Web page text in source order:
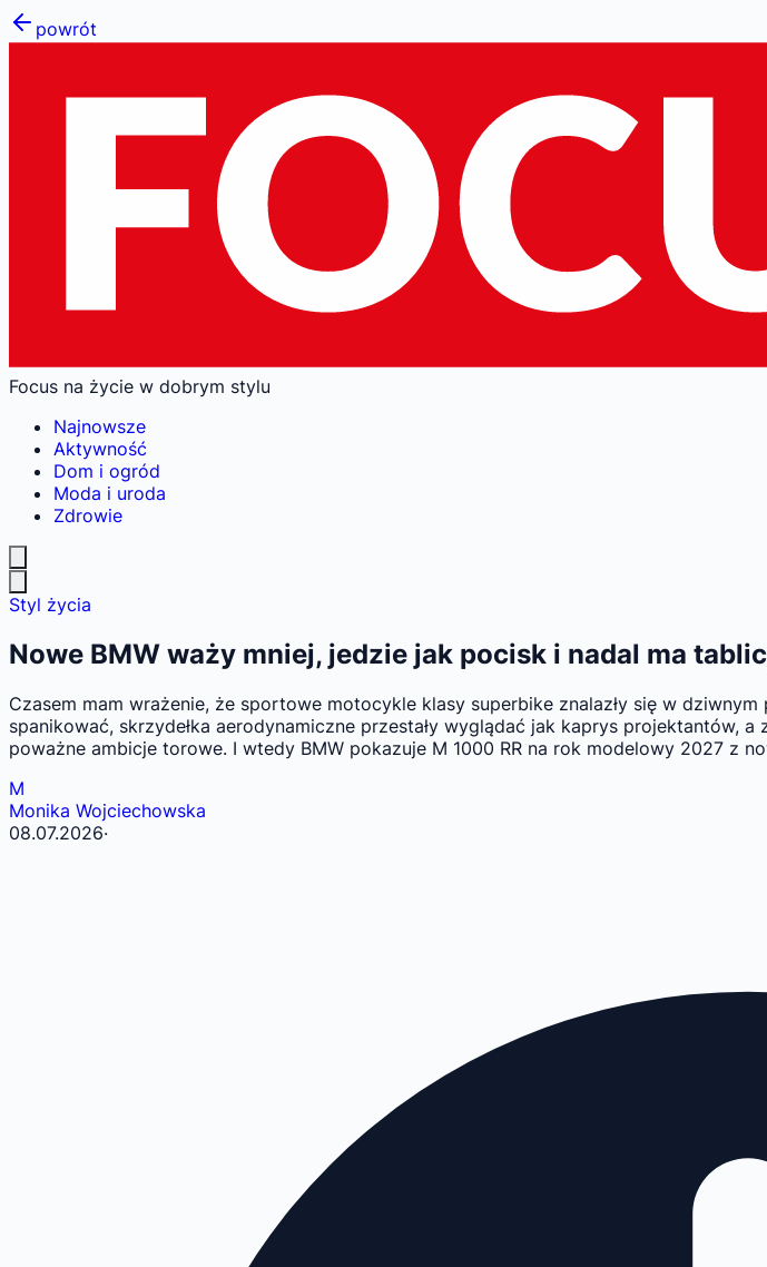
powrót
Focus na życie w dobrym stylu
Najnowsze
Aktywność
Dom i ogród
Moda i uroda
Zdrowie
Styl życia
Nowe BMW waży mniej, jedzie jak pocisk i nadal ma
Czasem mam wrażenie, że sportowe motocykle klasy superbike znalazły się w
spanikować, skrzydełka aerodynamiczne przestały wyglądać jak kaprys projektantów,
poważne ambicje torowe. I wtedy BMW pokazuje M 1000 RR na rok modelowy 2027 z
M
Monika Wojciechowska
08.07.2026·